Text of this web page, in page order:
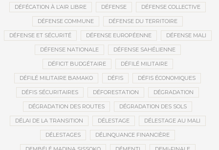
DÉFÉCATION À L’AIR LIBRE DÉFENSE DÉFENSE COLLECTIVE
DÉFENSE COMMUNE DÉFENSE DU TERRITOIRE
DÉFENSE ET SÉCURITÉ DÉFENSE EUROPÉENNE DÉFENSE MALI
DÉFENSE NATIONALE DÉFENSE SAHÉLIENNE
DÉFICIT BUDGÉTAIRE DÉFILÉ MILITAIRE
DÉFILÉ MILITAIRE BAMAKO DÉFIS DÉFIS ÉCONOMIQUES
DÉFIS SÉCURITAIRES DÉFORESTATION DÉGRADATION
DÉGRADATION DES ROUTES DÉGRADATION DES SOLS
DÉLAI DE LA TRANSITION DÉLESTAGE DÉLESTAGE AU MALI
DÉLESTAGES DÉLINQUANCE FINANCIÈRE